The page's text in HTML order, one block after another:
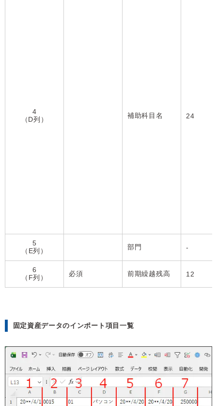
4
（D列）
補助科目名 24
5
（E列）
部門 -
6
（F列）
必須 前期繰越残高 12
固定資産データのインポート項目一覧